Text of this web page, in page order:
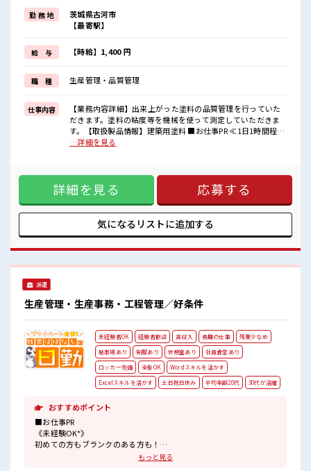
週末は家族や友人と一緒にプライベート満喫！
≪モチベーションもUP≫
派手過ぎなければ髪型や髪色自由♪
(規定有)≪動きやすい制服アリ≫
制服があるので、
毎日の服装の悩み解消♪
≪未経験でも活躍できる≫
新しいことにチャレンジするのは不安だけど、
しっかり働く環境が整っています！
イチからスキルUP・ステップUP目指していきましょう！
■職場の雰囲気
一緒に働く仲間ともなじみやすい少人数の職場☆
モチベーションもUP！
20代の若い世代がたくさん活躍中の活気ある職場！
勤 務 地
茨城県古河市
【最寄駅】
給 与 【時給】1,400 円
職 種 生産管理・品質管理
仕事内容
【業務内容詳細】出来上がった塗料の品質管理を行っていた
だきます。塗料の粘度等を機械を使って測定していただきま
す。【取扱製品情報】建築用塗料 ■お仕事PR ≪1日1時間程の
残業で収入アップ≫ 残業は月20時間未満で、 ほどよく稼げま
自由♪ (規定有)≪動きやすい制服アリ≫ 制服があるので、 毎
日の服装の悩み解消♪ ≪未経験でも活躍できる≫ 新しいこと
にチャレンジするのは不安だけど、 しっかり働く環境が整っ
ています！ イチからスキルUP・ステップUP目指していきま
しょう！ ■職場の雰囲気 一緒に働く仲間ともなじみやすい少
人数の職場☆ 髪型・髪色自由♪ 派手過ぎなければOKだか
中の活気ある職場！
…詳細を見る
詳細を見る 応募する
気になるリストに追加する
派遣
生産管理・生産事務・工程管理／好条件
未経験者OK 経験者歓迎 高収入 長期の仕事
残業少なめ
駐車場あり
制服あり 休憩室あり
社員食堂あり
ロッカー完備
染髪OK
Wordスキルを活かす
Excelスキルを活かす
土日祝日休み 平均年齢20代 30代が活躍
おすすめポイント
■お仕事PR
《未経験OK*》
初めての方もブランクのある方も！
もちろん経験者も大カンゲイ★もっと見る